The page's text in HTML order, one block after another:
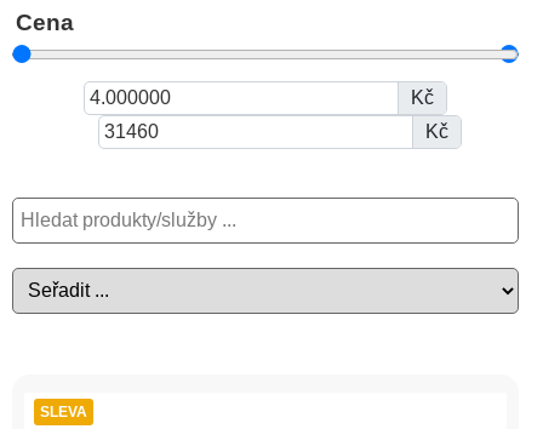
Cena
Kč
Kč
SLEVA